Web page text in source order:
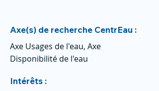
Axe(s) de recherche CentrEau :
Axe Usages de l'eau, Axe
Disponibilité de l'eau
Intérêts :